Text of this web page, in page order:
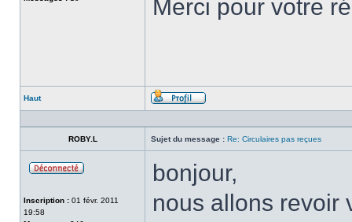
Merci pour votre
Haut
Profil
ROBY.L Sujet du message : Re: Circulaires pas reçues
Inscription : 01 févr. 2011
19:58
bonjour,
nous allons revoir